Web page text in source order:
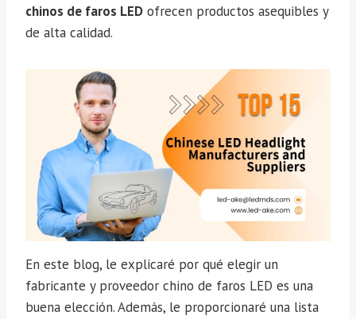
chinos de faros LED ofrecen productos asequibles y
de alta calidad.
En este blog, le explicaré por qué elegir un
fabricante y proveedor chino de faros LED es una
buena elección. Además, le proporcionaré una lista